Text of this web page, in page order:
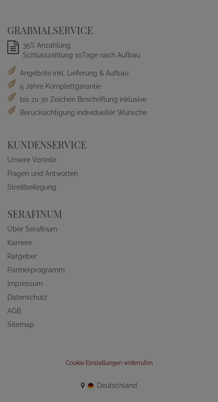
GRABMALSERVICE
35% Anzahlung
Schlusszahlung 10Tage nach Aufbau
Angebote inkl. Lieferung & Aufbau
5 Jahre Komplettgarantie
bis zu 30 Zeichen Beschriftung inklusive
Berücksichtigung individueller Wünsche
KUNDENSERVICE
Unsere Vorteile
Fragen und Antworten
Streitbeilegung
SERAFINUM
Über Serafinum
Karriere
Ratgeber
Partnerprogramm
Impressum
Datenschutz
AGB
Sitemap
Cookie Einstellungen widerrufen
Deutschland